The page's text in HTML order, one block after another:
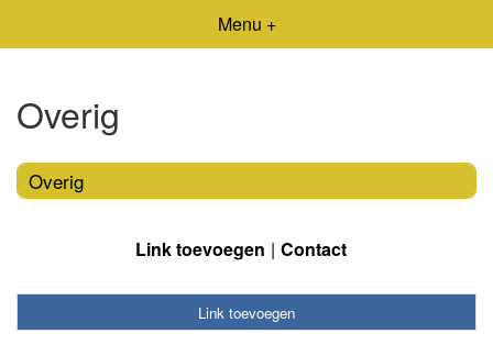
Menu +
Overig
Overig
Link toevoegen Contact
Link toevoegen